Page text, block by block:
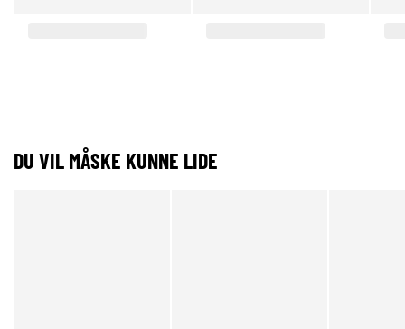
DU VIL MÅSKE KUNNE LIDE